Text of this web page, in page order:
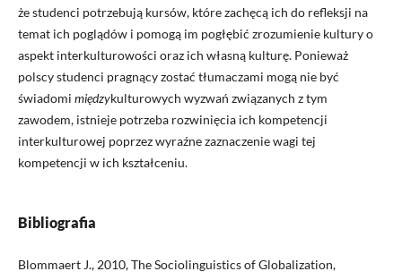
że studenci potrzebują kursów, które zachęcą ich do refleksji na
temat ich poglądów i pomogą im pogłębić zrozumienie kultury o
aspekt interkulturowości oraz ich własną kulturę. Ponieważ
polscy studenci pragnący zostać tłumaczami mogą nie być
świadomi międzykulturowych wyzwań związanych z tym
zawodem, istnieje potrzeba rozwinięcia ich kompetencji
interkulturowej poprzez wyraźne zaznaczenie wagi tej
kompetencji w ich kształceniu.
Bibliografia
Blommaert J., 2010, The Sociolinguistics of Globalization,